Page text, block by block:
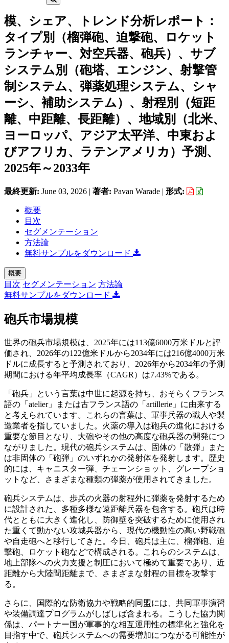
模、シェア、トレンド分析レポート：
タイプ別（榴弾砲、迫撃砲、ロケット
ランチャー、対空兵器、砲兵）、サブ
システム別（砲塔、エンジン、射撃管
制システム、弾薬処理システム、シャ
ーシ、補助システム）、射程別（短距
離、中距離、長距離）、地域別（北米、
ヨーロッパ、アジア太平洋、中東およ
びアフリカ、ラテンアメリカ）予測、
2025年～2033年
最終更新: June 03, 2026 | 著者: Pavan Warade | 形式:
概要
目次
セグメンテーション
方法論
無料サンプルをダウンロード
概要
目次 セグメンテーション 方法論
無料サンプルをダウンロード
砲兵市場規模
世界の砲兵市場規模は、2025年には113億6000万米ドルと評
価され、2026年の122億米ドルから2034年には216億4000万米
ドルに成長すると予測されており、2026年から2034年の予測
期間における年平均成長率（CAGR）は7.43%である。
「砲兵」という言葉は中世に起源を持ち、おそらくフランス
語の「atelier」または古フランス語の「artillerie」に由来する
と考えられています。これらの言葉は、軍事兵器の職人や製
造業者を指していました。火薬の導入は砲兵の進化における
重要な節目となり、大砲やその他の高度な砲兵器の開発につ
ながりました。現代の砲兵システムは、固体の「散弾」また
は非固体の「砲弾」のいずれかの発射体を発射します。歴史
的には、キャニスター弾、チェーンショット、グレープショ
ットなど、さまざまな種類の弾薬が使用されてきました。
砲兵システムは、歩兵の火器の射程外に弾薬を発射するため
に設計された、多種多様な遠距離兵器を包含する。砲兵は時
代とともに大きく進化し、防御壁を突破するために使用され
た重くて動かない攻城兵器から、現代​​の機動性の高い野戦砲
や自走砲へと移行してきた。今日、砲兵は主に、榴弾砲、迫
撃砲、ロケット砲などで構成される。これらのシステムは、
地上部隊への火力支援と制圧において極めて重要であり、近
距離から大陸間距離まで、さまざまな射程の目標を攻撃す
る。
さらに、国際的な防衛協力や戦略的同盟には、共同軍事演習
や装備調達プログラムがしばしば含まれる。こうした協力関
係は、パートナー国が軍事的な相互運用性の標準化と強化を
目指す中で、砲兵システムへの需要増加につながる可能性が